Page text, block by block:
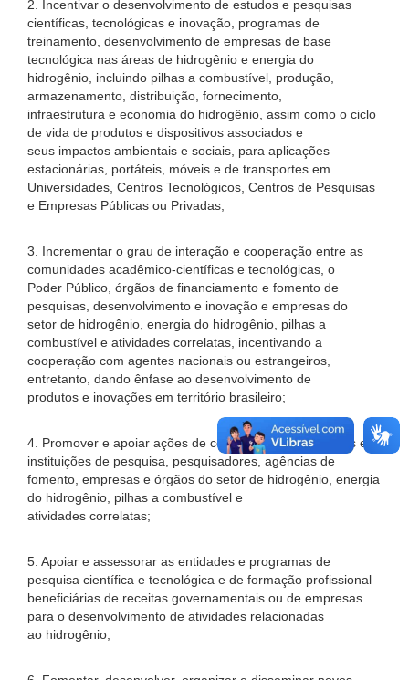
2. Incentivar o desenvolvimento de estudos e pesquisas
científicas, tecnológicas e inovação, programas de
treinamento, desenvolvimento de empresas de base
tecnológica nas áreas de hidrogênio e energia do
hidrogênio, incluindo pilhas a combustível, produção,
armazenamento, distribuição, fornecimento,
infraestrutura e economia do hidrogênio, assim como o ciclo
de vida de produtos e dispositivos associados e
seus impactos ambientais e sociais, para aplicações
estacionárias, portáteis, móveis e de transportes em
Universidades, Centros Tecnológicos, Centros de Pesquisas
e Empresas Públicas ou Privadas;
3. Incrementar o grau de interação e cooperação entre as
comunidades acadêmico-científicas e tecnológicas, o
Poder Público, órgãos de financiamento e fomento de
pesquisas, desenvolvimento e inovação e empresas do
setor de hidrogênio, energia do hidrogênio, pilhas a
combustível e atividades correlatas, incentivando a
cooperação com agentes nacionais ou estrangeiros,
entretanto, dando ênfase ao desenvolvimento de
produtos e inovações em território brasileiro;
4. Promover e apoiar ações de cooperação entre grupos e
instituições de pesquisa, pesquisadores, agências de
fomento, empresas e órgãos do setor de hidrogênio, energia
do hidrogênio, pilhas a combustível e
atividades correlatas;
5. Apoiar e assessorar as entidades e programas de
pesquisa científica e tecnológica e de formação profissional
beneficiárias de receitas governamentais ou de empresas
para o desenvolvimento de atividades relacionadas
ao hidrogênio;